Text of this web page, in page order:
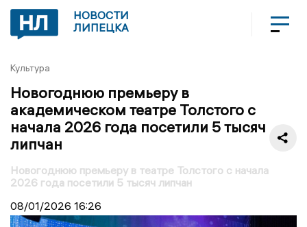
НОВОСТИ
ЛИПЕЦКА
Культура
Новогоднюю премьеру в
академическом театре Толстого с
начала 2026 года посетили 5 тысяч
липчан
Новогоднюю премьеру в театре Толстого с начала
2026 года посетили 5 тысяч липчан
08/01/2026 16:26